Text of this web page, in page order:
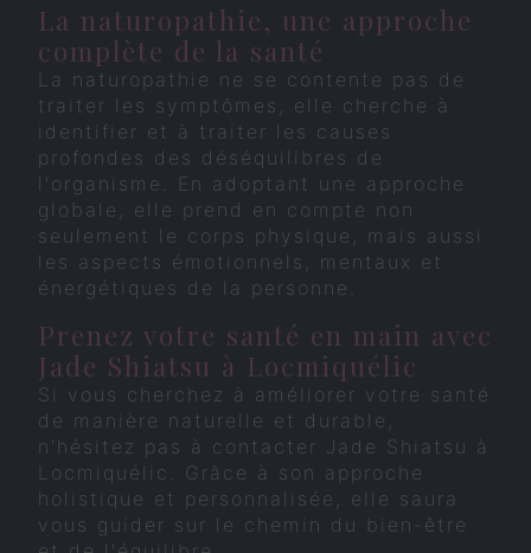
La naturopathie, une approche
complète de la santé
La naturopathie ne se contente pas de
traiter les symptômes, elle cherche à
identifier et à traiter les causes
profondes des déséquilibres de
l'organisme. En adoptant une approche
globale, elle prend en compte non
seulement le corps physique, mais aussi
les aspects émotionnels, mentaux et
énergétiques de la personne.
Prenez votre santé en main avec
Jade Shiatsu à Locmiquélic
Si vous cherchez à améliorer votre santé
de manière naturelle et durable,
n'hésitez pas à contacter Jade Shiatsu à
Locmiquélic. Grâce à son approche
holistique et personnalisée, elle saura
vous guider sur le chemin du bien-être